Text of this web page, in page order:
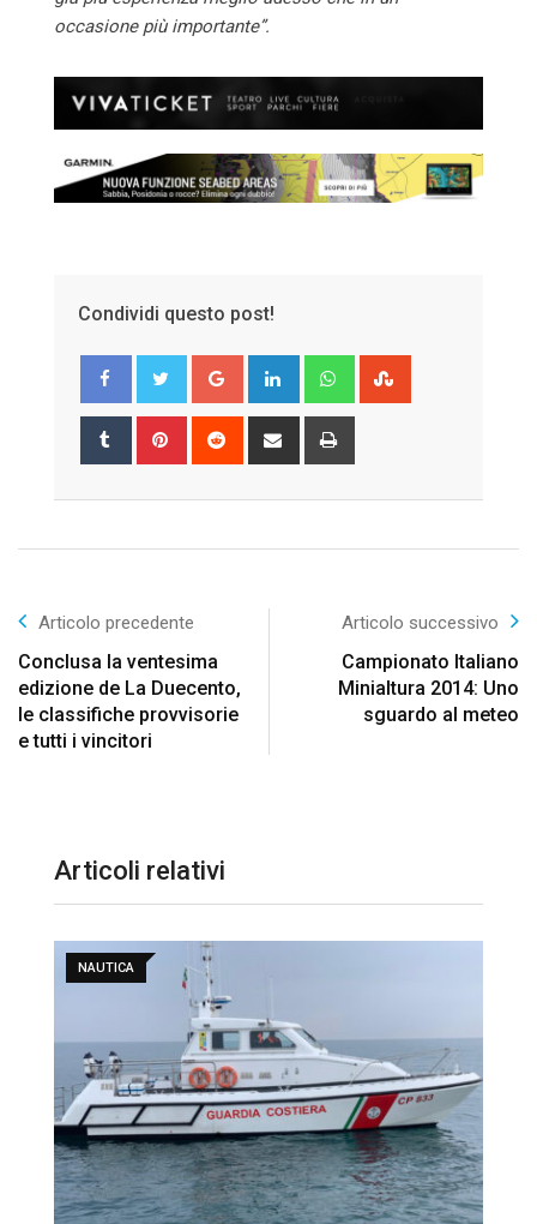
occasione più importante”.
Condividi questo post!
Google+ LinkedIn Whatsapp
Tumblr Pinterest Reddit
Share
Articolo precedente
Conclusa la ventesima
edizione de La Duecento,
le classifiche provvisorie
e tutti i vincitori
Articolo successivo
Campionato Italiano
Minialtura 2014: Uno
sguardo al meteo
Articoli relativi
NAUTICA